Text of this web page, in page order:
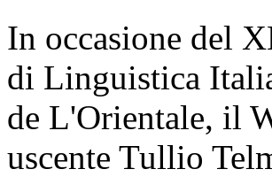
In occasione del
di Linguistica
de L'Orientale, il
uscente Tullio